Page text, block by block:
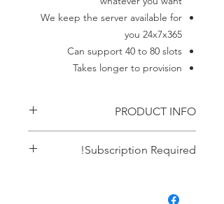
We keep the server available for
you 24x7x365
Can support 40 to 80 slots
Takes longer to provision
PRODUCT INFO
Subscription Required!